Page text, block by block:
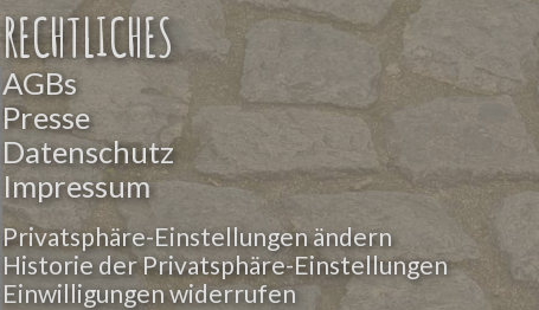
RECHTLICHES
AGBs
Presse
Datenschutz
Impressum
Privatsphäre-Einstellungen ändern
Historie der Privatsphäre-Einstellungen
Einwilligungen widerrufen